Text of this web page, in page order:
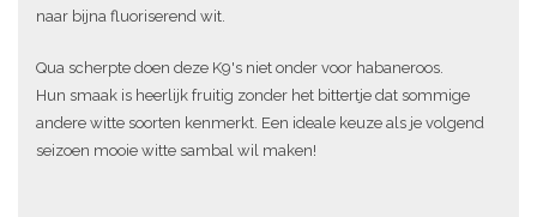
naar bijna fluoriserend wit.
Qua scherpte doen deze K9's niet onder voor habaneroos.
Hun smaak is heerlijk fruitig zonder het bittertje dat sommige
andere witte soorten kenmerkt. Een ideale keuze als je volgend
seizoen mooie witte sambal wil maken!